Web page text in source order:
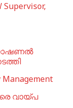
Supervisor,
Management
വായ്പ